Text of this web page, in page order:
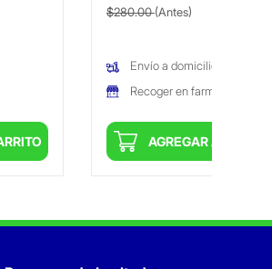
Precio reducido de
$280.00(Antes)
Envío a domicilio
Recoger en farmacia
AGREGAR AL